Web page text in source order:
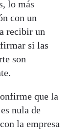
lo más
con un
recibir un
si las
son
que la
nula de
la empresa